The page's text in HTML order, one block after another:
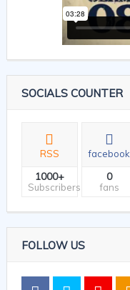
SOCIALS COUNTER
RSS
1000+
Subscribers
facebook
0
fans
FOLLOW US